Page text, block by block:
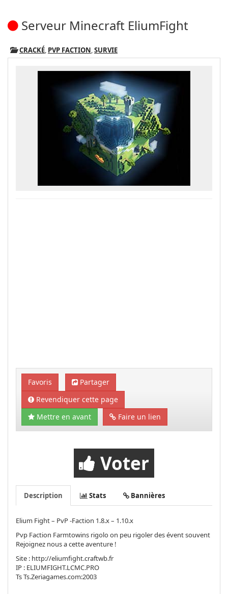
Serveur Minecraft EliumFight
CRACKÉ, PVP FACTION,SURVIE
Favoris
Partager
Revendiquer cette page
Mettre en avant
Faire un lien
Voter
Description Stats Bannières
Elium Fight – PvP -Faction 1.8.x – 1.10.x
Pvp Faction Farmtowins rigolo on peu rigoler des évent souvent
Rejoignez nous a cette aventure !
Site : http://eliumfight.craftwb.fr
IP : ELIUMFIGHT.LCMC.PRO
Ts Ts.Zeriagames.com:2003